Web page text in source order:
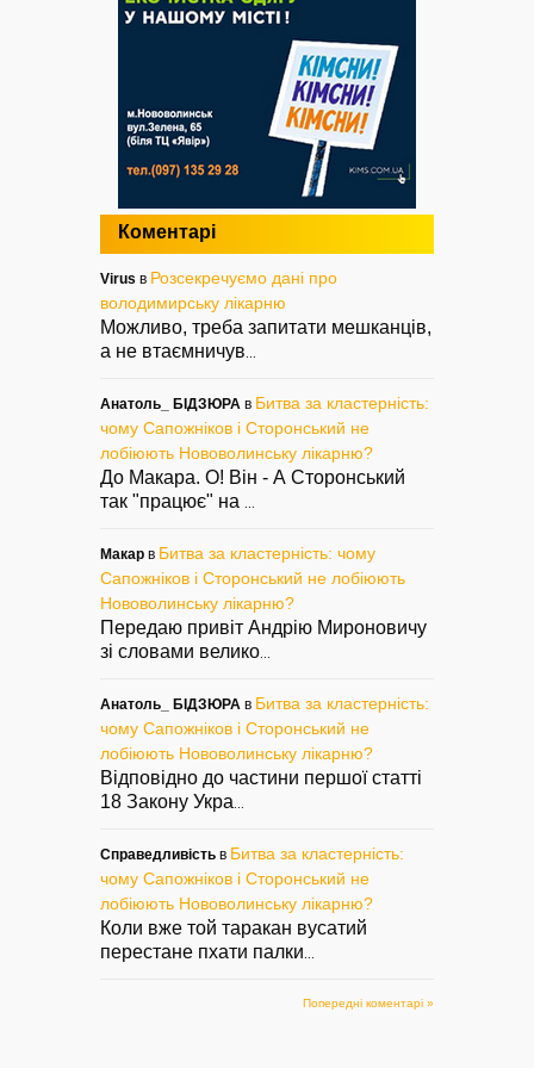
Коментарі
Virus в Розсекречуємо дані про
володимирську лікарню
Можливо, треба запитати мешканців,
а не втаємничув
Анатоль_ БІДЗЮРА в Битва за кластерність:
чому Сапожніков і Сторонський не
лобіюють Нововолинську лікарню?
До Макара. О! Він - А Сторонський
так "працює" на
Макар в Битва за кластерність: чому
Сапожніков і Сторонський не лобіюють
Нововолинську лікарню?
Передаю привіт Андрію Мироновичу
зі словами велико
Анатоль_ БІДЗЮРА в Битва за кластерність:
чому Сапожніков і Сторонський не
лобіюють Нововолинську лікарню?
Відповідно до частини першої статті
18 Закону Укра
Справедливість в Битва за кластерність:
чому Сапожніков і Сторонський не
лобіюють Нововолинську лікарню?
Коли вже той таракан вусатий
перестане пхати палки
Попередні коментарі »